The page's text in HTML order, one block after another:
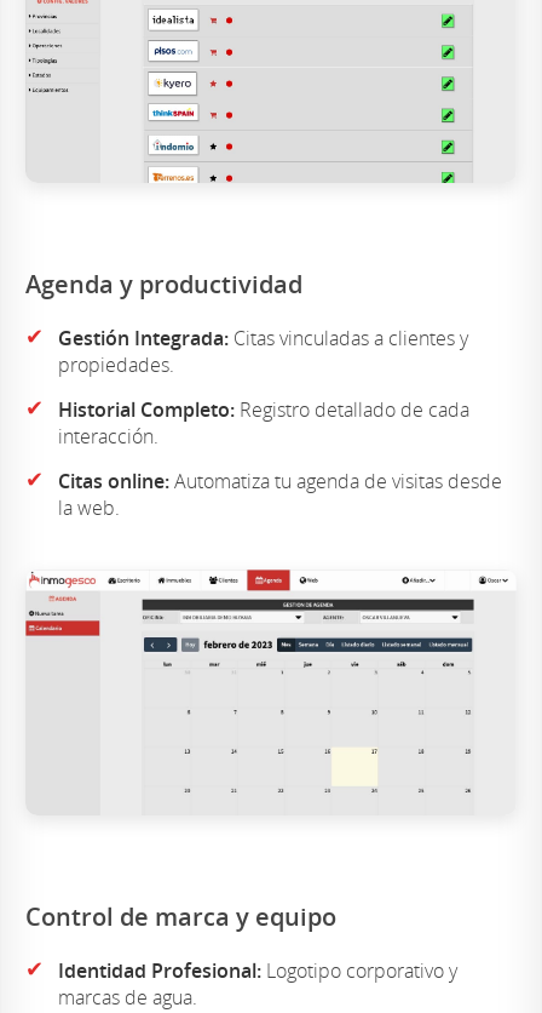
Agenda y productividad
✔ Gestión Integrada: Citas vinculadas a clientes y
propiedades.
✔ Historial Completo: Registro detallado de cada
interacción.
✔ Citas online:Automatiza tu agenda de visitas desde
la web.
Control de marca y equipo
✔ Identidad Profesional: Logotipo corporativo y
marcas de agua.